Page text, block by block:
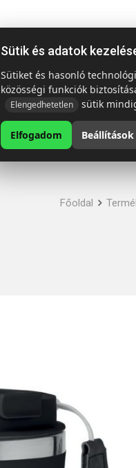
Kezdőlap
Főoldal
Sütik és adatok
Sütiket és hasonló
közösségi funkciók
Elengedhetetlen sütik
Elfogadom Beállítások